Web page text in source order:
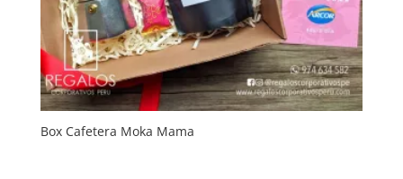
Box Cafetera Moka Mama